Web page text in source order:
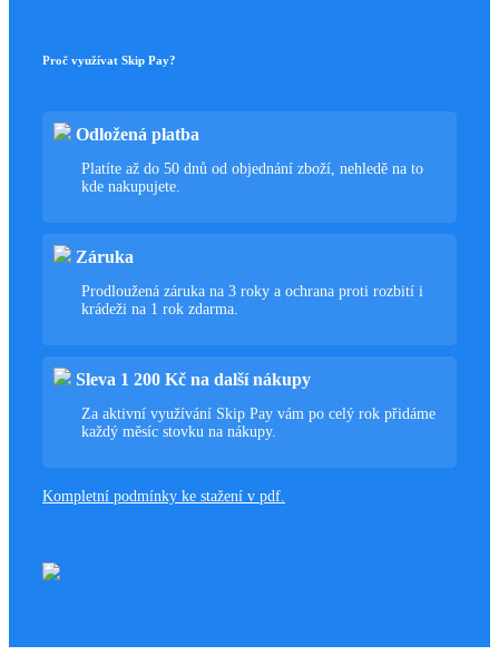
Proč využívat Skip Pay?
Odložená platba
Platíte až do 50 dnů od objednání zboží, nehledě na to
kde nakupujete.
Záruka
Prodloužená záruka na 3 roky a ochrana proti rozbití i
krádeži na 1 rok zdarma.
Sleva 1 200 Kč na další nákupy
Za aktivní využívání Skip Pay vám po celý rok přidáme
každý měsíc stovku na nákupy.
Kompletní podmínky ke stažení v pdf.